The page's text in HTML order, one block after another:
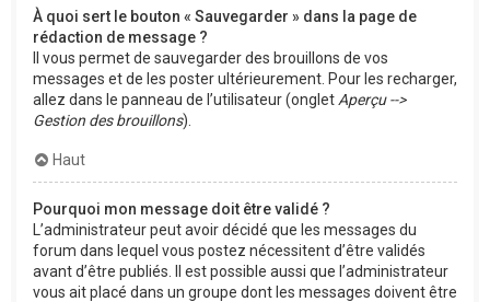
À quoi sert le bouton « Sauvegarder » dans la page de
rédaction de message ?
Il vous permet de sauvegarder des brouillons de vos
messages et de les poster ultérieurement. Pour les recharger,
allez dans le panneau de l’utilisateur (onglet Aperçu -->
Gestion des brouillons).
Haut
Pourquoi mon message doit être validé ?
L’administrateur peut avoir décidé que les messages du
forum dans lequel vous postez nécessitent d’être validés
avant d’être publiés. Il est possible aussi que l’administrateur
vous ait placé dans un groupe dont les messages doivent être